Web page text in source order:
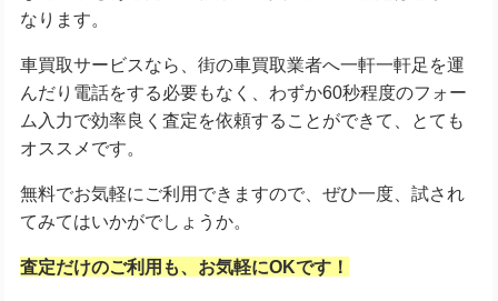
なります。
車買取サービスなら、街の車買取業者へ一軒一軒足を運
んだり電話をする必要もなく、わずか60秒程度のフォー
ム入力で効率良く査定を依頼することができて、とても
オススメです。
無料でお気軽にご利用できますので、ぜひ一度、試され
てみてはいかがでしょうか。
査定だけのご利用も、お気軽にOKです！